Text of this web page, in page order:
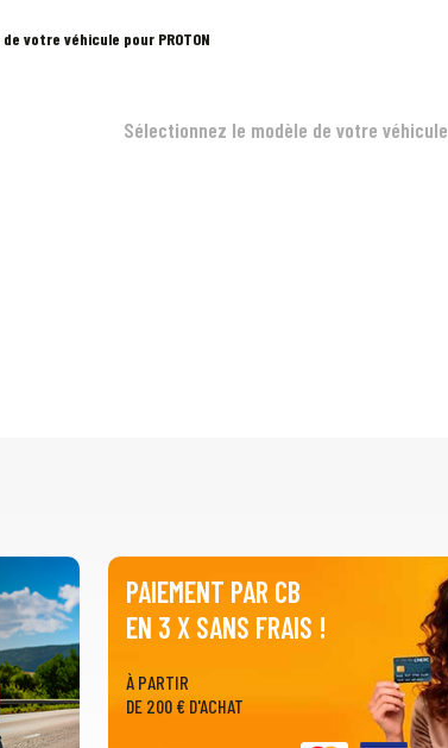
votre véhicule pour PROTON
Sélectionnez le modèle de votre véhicule
PAIEMENT PAR CB
EN 3 X SANS FRAIS !
À PARTIR
DE 200 € D'ACHAT